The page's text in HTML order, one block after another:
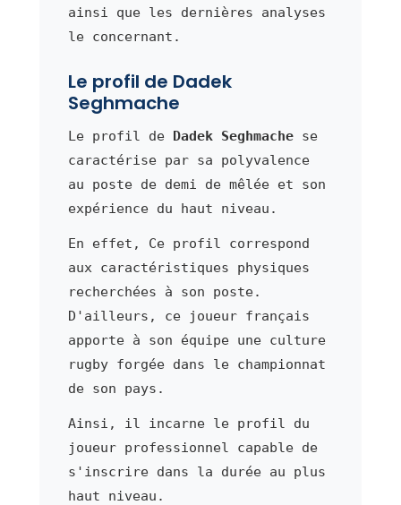
ainsi que les dernières analyses
le concernant.
Le profil de Dadek
Seghmache
Le profil de Dadek Seghmachese
caractérise par sa polyvalence
au poste de demi de mêlée et son
expérience du haut niveau.
En effet, Ce profil correspond
aux caractéristiques physiques
recherchées à son poste.
D'ailleurs, ce joueur français
apporte à son équipe une culture
rugby forgée dans le championnat
de son pays.
Ainsi, il incarne le profil du
joueur professionnel capable de
s'inscrire dans la durée au plus
haut niveau.